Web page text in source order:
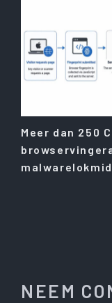
Meer dan 250
NEEM